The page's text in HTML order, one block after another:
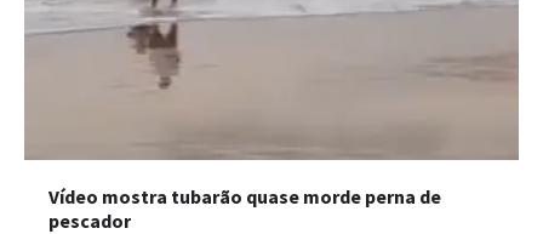
Vídeo mostra tubarão quase morde perna de
pescador